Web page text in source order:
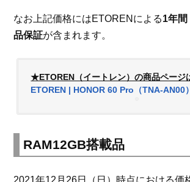
なお上記価格にはETORENによる1年
品保証が含まれます。
★ETOREN（イートレン）の商品ページ
ETOREN | HONOR 60 Pro（TNA-AN00）
RAM12GB搭載品